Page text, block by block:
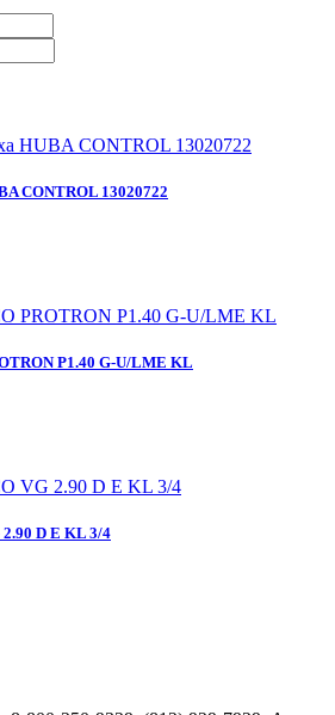
CONTROL 13020722
P1.40 G-U/LME KL
2.90 D E KL 3/4